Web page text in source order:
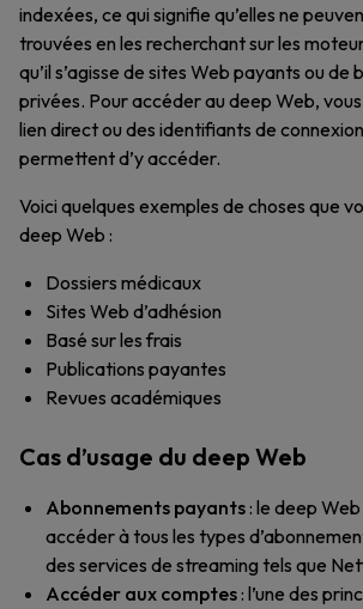
indexées, ce qui signifie qu’elles ne
trouvées en les recherchant sur les
qu’il s’agisse de sites Web payants ou de
privées. Pour accéder au deep Web,
lien direct ou des identifiants de
permettent d’y accéder.
Voici quelques exemples de choses que
deep Web :
Dossiers médicaux
Sites Web d’adhésion
Basé sur les frais
Publications payantes
Revues académiques
Cas d’usage du deep Web
Abonnements payants: le deep
accéder à tous les types
des services de streaming tels que
Accéder aux comptes: l’une des